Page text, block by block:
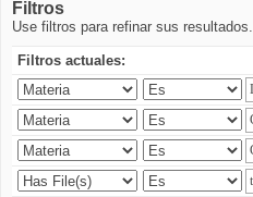
Filtros
Use filtros para refinar sus resultados.
Filtros actuales: